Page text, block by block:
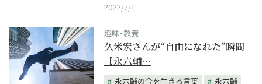
2022/7/1
趣味･教養
久米宏さんが“自由になれた”瞬間
【永六輔…
永六輔の今を生きる言葉
永六輔